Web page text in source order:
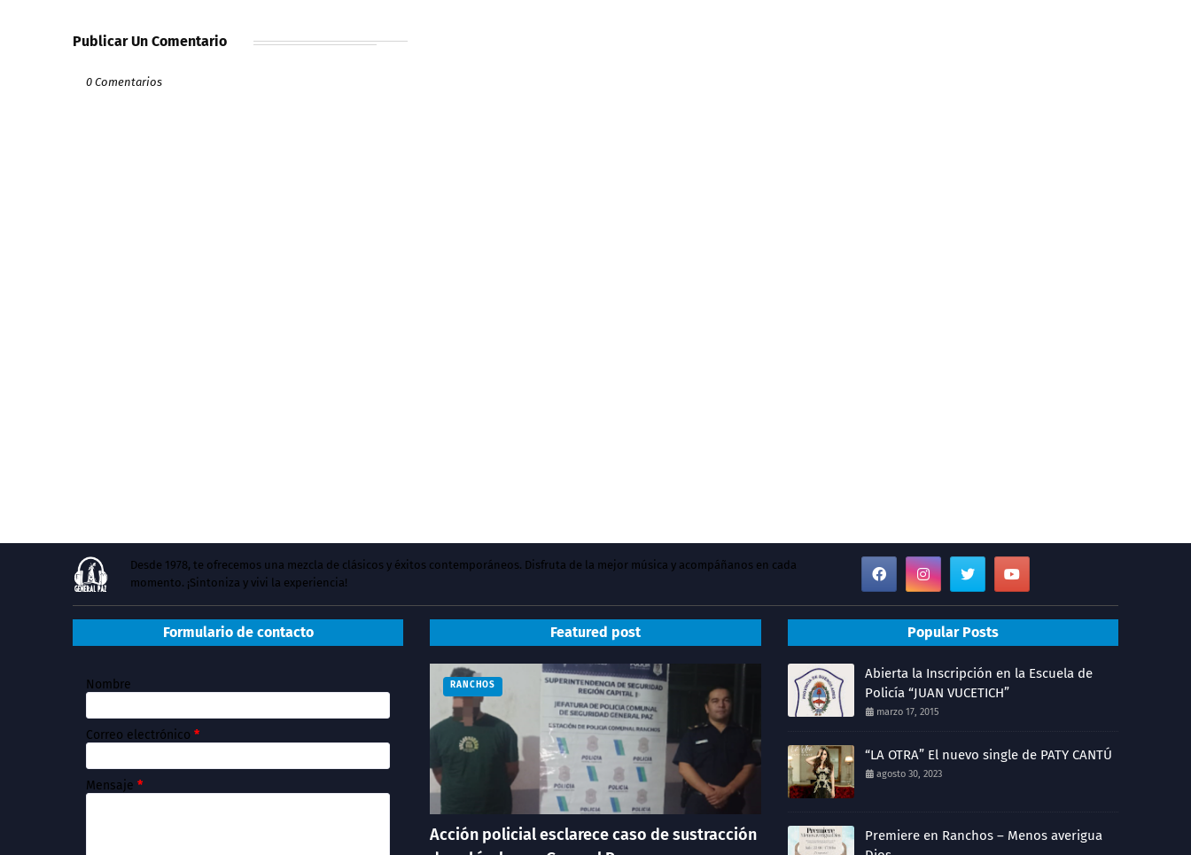
Publicar Un Comentario
0 Comentarios
Desde 1978, te ofrecemos una mezcla de clásicos y éxitos contemporáneos. Disfruta de la mejor música y acompáñanos en cada
momento. ¡Sintoniza y vivi la experiencia!
Formulario de contacto
Nombre
Correo electrónico *
Mensaje *
Featured post
RANCHOS
Acción policial esclarece caso de sustracción
Popular Posts
Abierta la Inscripción en la Escuela de
Policía “JUAN VUCETICH”
marzo 17, 2015
“LA OTRA” El nuevo single de PATY CANTÚ
agosto 30, 2023
Premiere en Ranchos – Menos averigua